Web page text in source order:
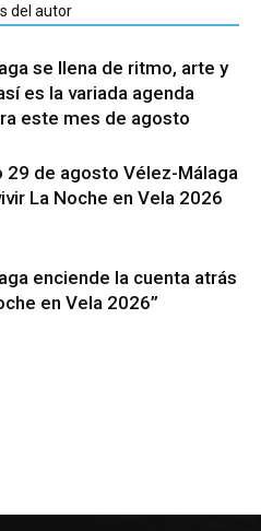
del autor
se llena de ritmo, arte y
es la variada agenda
este mes de agosto
29 de agosto Vélez-Málaga
La Noche en Vela 2026
enciende la cuenta atrás
en Vela 2026”